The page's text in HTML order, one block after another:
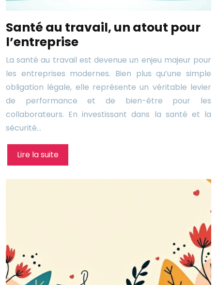
Santé au travail, un atout pour
l’entreprise
La santé au travail est devenue un enjeu majeur pour
les entreprises modernes. Bien plus qu’une simple
obligation légale, elle représente un véritable levier
de performance et de bien-être pour les
collaborateurs. En investissant dans la santé et la
sécurité…
Lire la suite